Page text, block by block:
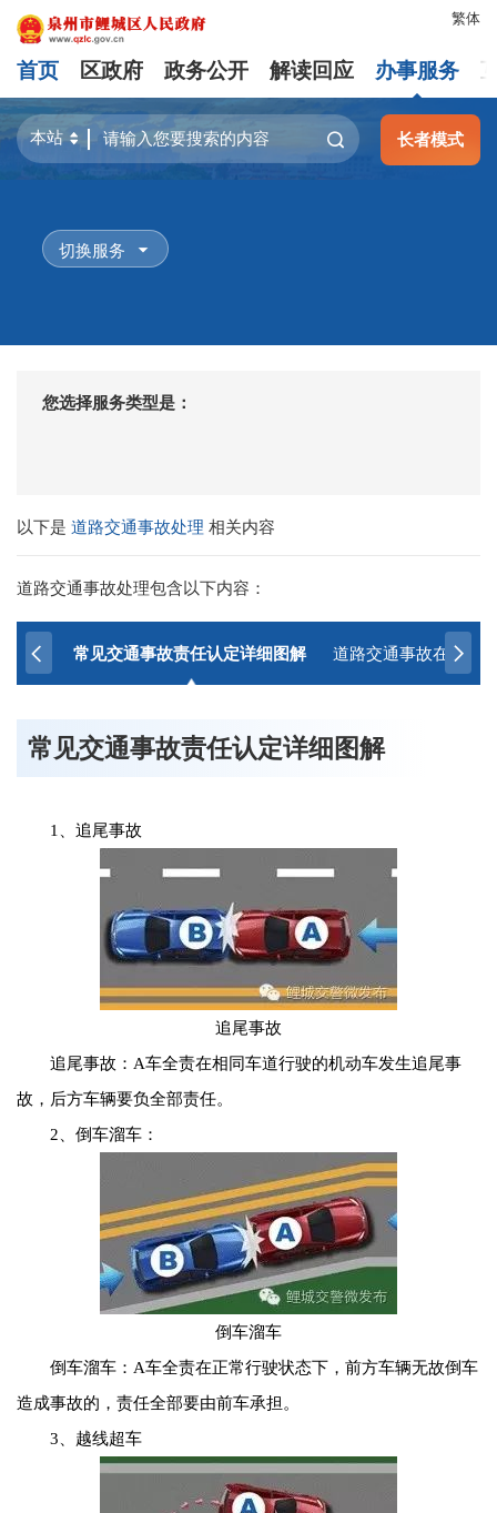
繁体
首页 区政府 政务公开 解读回应 办事服务
长者模式
切换服务
您选择服务类型是：
以下是道路交通事故处理相关内容
道路交通事故处理包含以下内容：
常见交通事故责任认定详细图解 道路交通事故在线快
常见交通事故责任认定详细图解
1、追尾事故
追尾事故
追尾事故：A车全责在相同车道行驶的机动车发生追尾事
故，后方车辆要负全部责任。
2、倒车溜车：
倒车溜车
倒车溜车：A车全责在正常行驶状态下，前方车辆无故倒车
造成事故的，责任全部要由前车承担。
3、越线超车